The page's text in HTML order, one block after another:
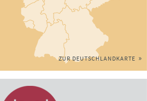
ZUR DEUTSCHLANDKARTE